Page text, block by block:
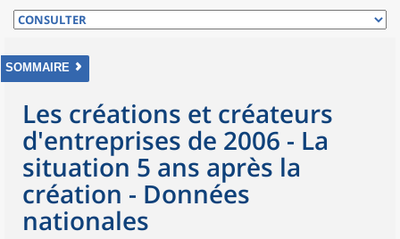
SOMMAIRE
Les créations et créateurs
d'entreprises de 2006 - La
situation 5 ans après la
création - Données
nationales